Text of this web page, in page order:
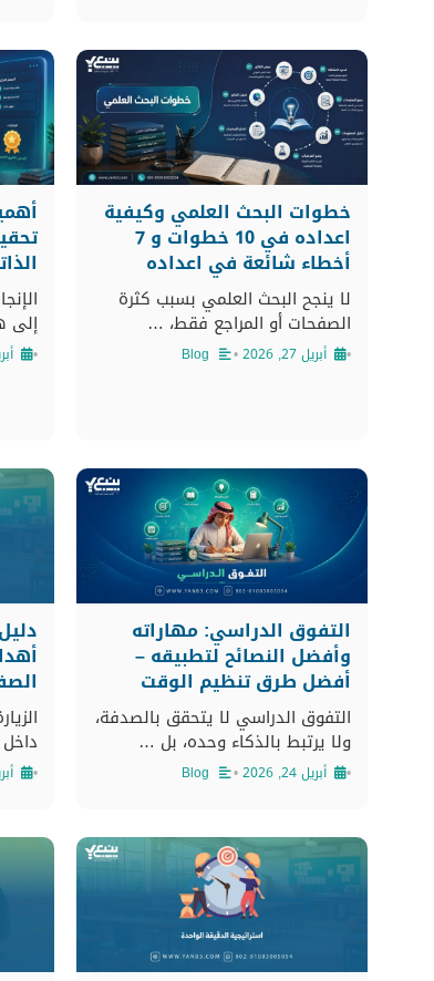
خطوات البحث العلمي وكيفية
اعداده في 10 خطوات و 7
أخطاء شائعة في اعداده
لا ينجح البحث العلمي بسبب كثرة
الصفحات أو المراجع فقط، …
• أبريل 27, 2026 •
Blog
إلى
•
التفوق الدراسي: مهاراته
وأفضل النصائح لتطبيقه –
أفضل طرق تنظيم الوقت
التفوق الدراسي لا يتحقق بالصدفة،
ولا يرتبط بالذكاء وحده، بل …
• أبريل 24, 2026 •
Blog
•